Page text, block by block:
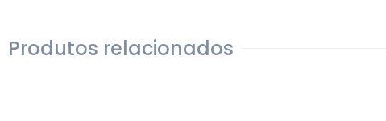
Produtos relacionados